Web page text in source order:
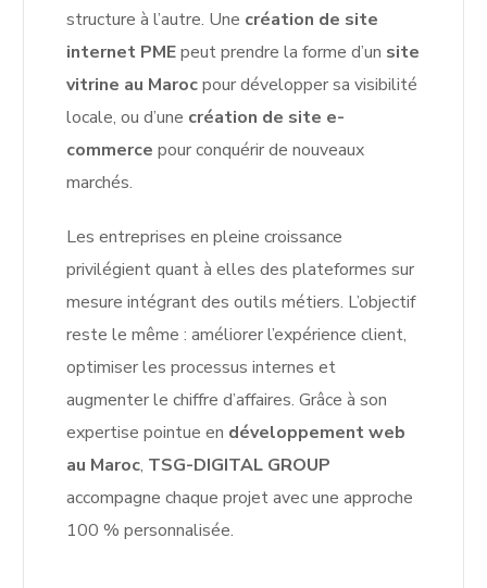
structure à l’autre. Une création de site
internet PMEpeut prendre la forme d’un site
vitrine au Marocpour développer sa visibilité
locale, ou d’une création de site e-
commerce pour conquérir de nouveaux
marchés.
Les entreprises en pleine croissance
privilégient quant à elles des plateformes sur
mesure intégrant des outils métiers. L’objectif
reste le même : améliorer l’expérience client,
optimiser les processus internes et
augmenter le chiffre d’affaires. Grâce à son
expertise pointue en développement web
au Maroc, TSG-DIGITAL GROUP
accompagne chaque projet avec une approche
100 % personnalisée.